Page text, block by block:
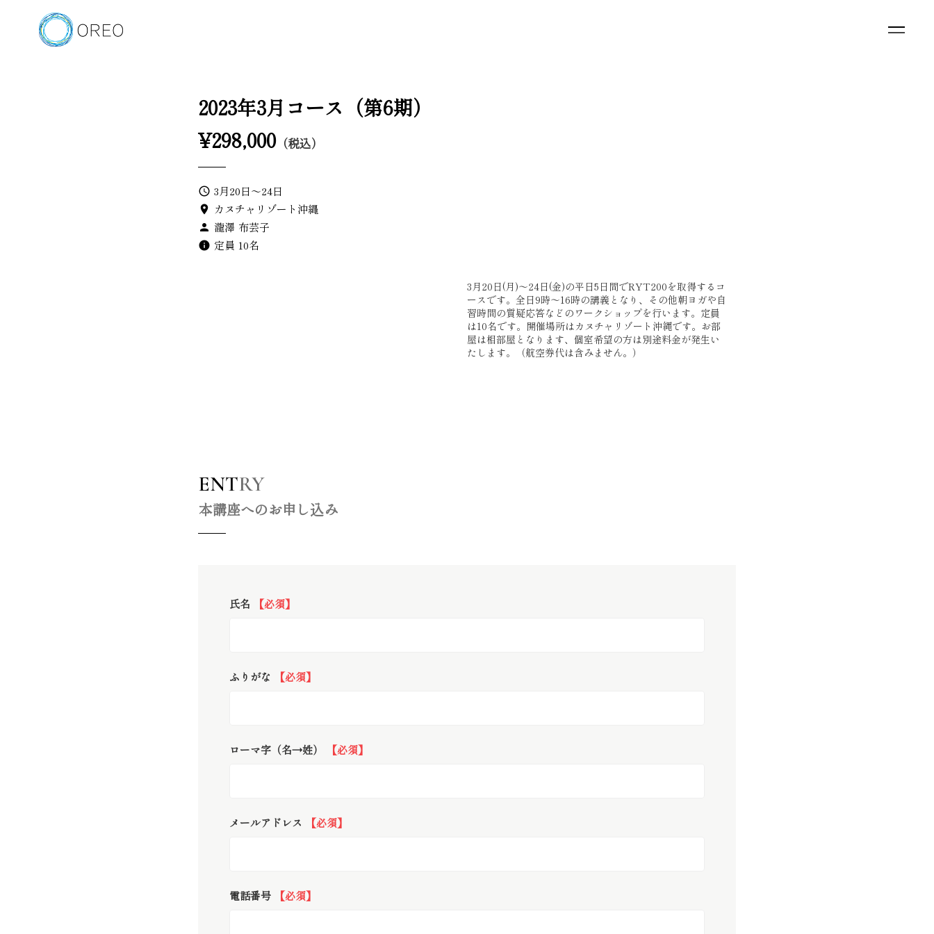
2023年3月コース（第6期）
¥298,000（税込）
query_builder 3月20日〜24日
location_on カヌチャリゾート沖縄
person 瀧澤 布芸子
info 定員 10名
3月20日(月)〜24日(金)の平日5日間でRYT200を取得するコ
ースです。全日9時〜16時の講義となり、その他朝ヨガや自
習時間の質疑応答などのワークショップを行います。定員
は10名です。開催場所はカヌチャリゾート沖縄です。お部
屋は相部屋となります、個室希望の方は別途料金が発生い
たします。（航空券代は含みません。）
ENTRY
本講座へのお申し込み
氏名 【必須】
ふりがな 【必須】
ローマ字（名→姓） 【必須】
メールアドレス 【必須】
電話番号 【必須】